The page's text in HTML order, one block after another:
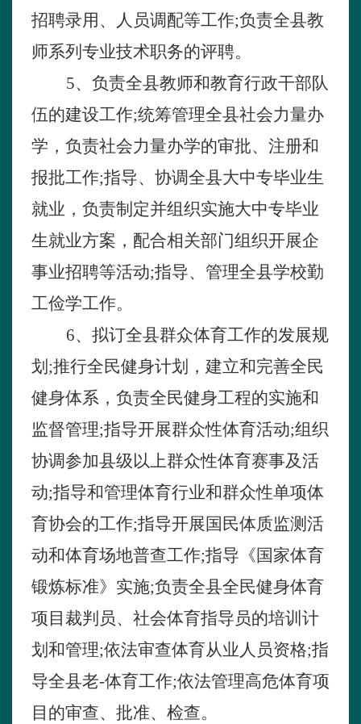
招聘录用、人员调配等工作;负责全县教
师系列专业技术职务的评聘。
5、负责全县教师和教育行政干部队
伍的建设工作;统筹管理全县社会力量办
学，负责社会力量办学的审批、注册和
报批工作;指导、协调全县大中专毕业生
就业，负责制定并组织实施大中专毕业
生就业方案，配合相关部门组织开展企
事业招聘等活动;指导、管理全县学校勤
工俭学工作。
6、拟订全县群众体育工作的发展规
划 ;推行全民健身计划，建立和完善全民
健身体系，负责全民健身工程的实施和
监督管理;指导开展群众性体育活动;组织
协调参加县级以上群众性体育赛事及活
动;指导和管理体育行业和群众性单项体
育协会的工作;指导开展国民体质监测活
动和体育场地普查工作;指导《国家体育
锻炼标准》实施;负责全县全民健身体育
项目裁判员、社会体育指导员的培训计
划和管理;依法审查体育从业人员资格;指
导全县老-体育工作;依法管理高危体育项
目的审查、批准、检查。